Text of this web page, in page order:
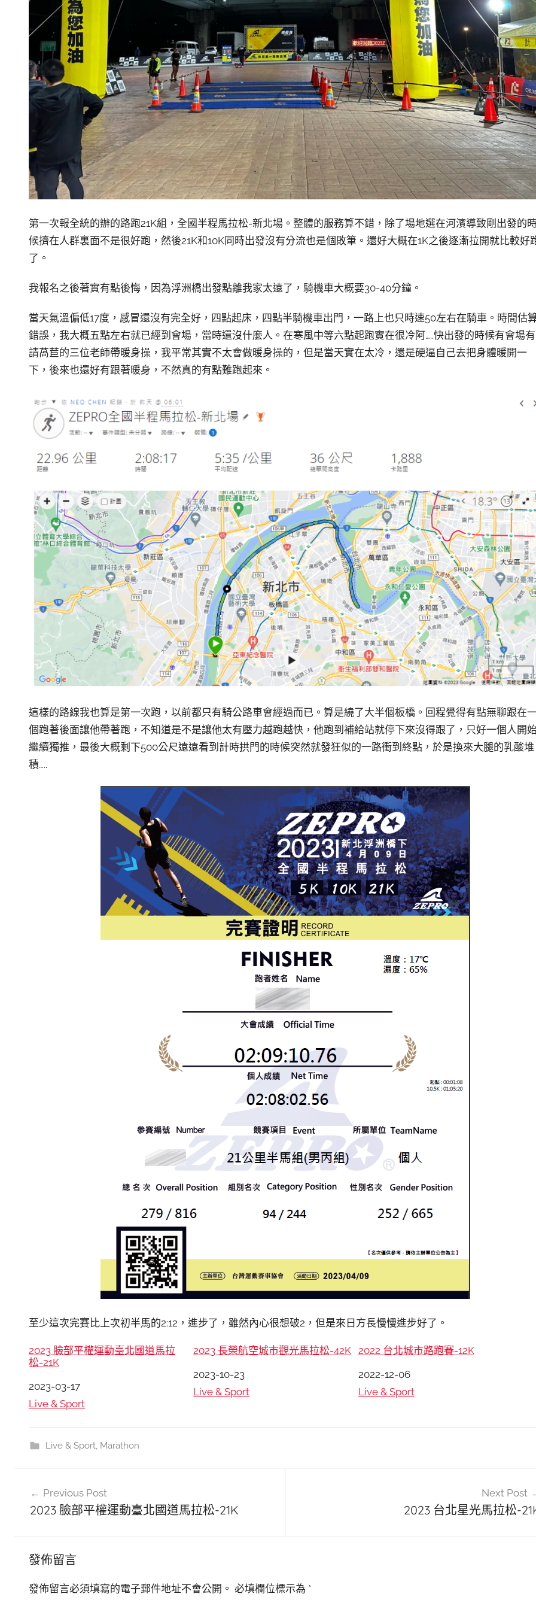
第一次報全統的辦的路跑21K組，全國半程馬拉松-新北場。整體的服務算不錯，除了場地選在河濱導致剛出發的
候擠在人群裏面不是很好跑，然後21K和10K同時出發沒有分流也是個敗筆。還好大概在1K之後逐漸拉開就比較好
了。
我報名之後著實有點後悔，因為浮洲橋出發點離我家太遠了，騎機車大概要30-40分鐘。
當天氣溫偏低17度，感冒還沒有完全好，四點起床，四點半騎機車出門，一路上也只時速50左右在騎車。時間估
錯誤，我大概五點左右就已經到會場，當時還沒什麼人。在寒風中等六點起跑實在很冷阿…..快出發的時候有會場有
請萵苣的三位老師帶暖身操，我平常其實不太會做暖身操的，但是當天實在太冷，還是硬逼自己去把身體暖開一
下，後來也還好有跟著暖身，不然真的有點難跑起來。
這樣的路線我也算是第一次跑，以前都只有騎公路車會經過而已。算是繞了大半個板橋。回程覺得有點無聊跟在
個跑著後面讓他帶著跑，不知道是不是讓他太有壓力越跑越快，他跑到補給站就停下來沒得跟了，只好一個人開
繼續獨推，最後大概剩下500公尺遠遠看到計時拱門的時候突然就發狂似的一路衝到終點，於是換來大腿的乳酸堆
積…..
至少這次完賽比上次初半馬的2:12，進步了，雖然內心很想破2，但是來日方長慢慢進步好了。
2023 臉部平權運動臺北國道馬拉
松-21K
日期
2023-03-17
關於
Live & Sport
2023 長榮航空城市觀光馬拉松-42K
日期
2023-10-23
關於
Live & Sport
2022 台北城市路跑賽-12K
日期
2022-12-06
關於
Live & Sport
Live & Sport, Marathon
Previous Post
2023 臉部平權運動臺北國道馬拉松-21K
Next Post
2023 台北星光馬拉松-
發佈留言
發佈留言必須填寫的電子郵件地址不會公開。 必填欄位標示為 *